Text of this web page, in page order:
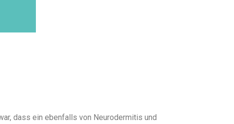
dass ein ebenfalls von Neurodermitis und